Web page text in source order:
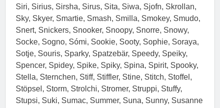
Siri, Sirius, Sirsha, Sirus, Sita, Siwa, Sjofn, Skrollan,
Sky, Skyer, Smartie, Smash, Smilla, Smokey, Smudo,
Snert, Snickers, Snooker, Snoopy, Snorre, Snowy,
Socke, Sogno, Sómi, Sookie, Sooty, Sophie, Soraya,
Sotje, Souris, Sparky, Spatzebär, Speedy, Speiky,
Spencer, Spidey, Spike, Spiky, Spina, Spirit, Spooky,
Stella, Sternchen, Stiff, Stiffler, Stine, Stitch, Stoffel,
Stöpsel, Storm, Strolchi, Stromer, Struppi, Stuffy,
Stupsi, Suki, Sumac, Summer, Suna, Sunny, Susanne